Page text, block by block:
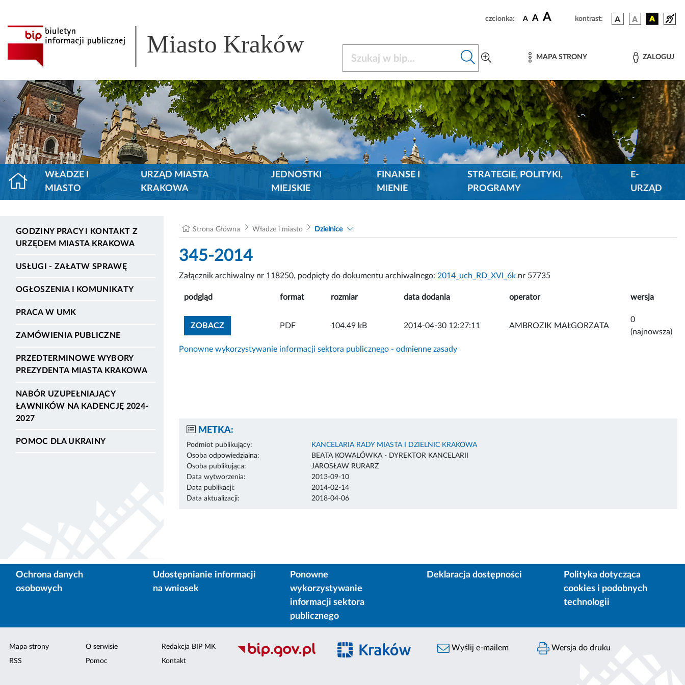
czcionka: A A A kontrast:
Miasto Kraków MAPA STRONY ZALOGUJ
WŁADZE I
MIASTO
URZĄD MIASTA
KRAKOWA
JEDNOSTKI
MIEJSKIE
FINANSE I
MIENIE
STRATEGIE, POLITYKI,
PROGRAMY
E-
URZĄD
GODZINY PRACY I KONTAKT Z
URZĘDEM MIASTA KRAKOWA
USŁUGI - ZAŁATW SPRAWĘ
OGŁOSZENIA I KOMUNIKATY
PRACA W UMK
ZAMÓWIENIA PUBLICZNE
PRZEDTERMINOWE WYBORY
PREZYDENTA MIASTA KRAKOWA
NABÓR UZUPEŁNIAJĄCY
ŁAWNIKÓW NA KADENCJĘ 2024-
2027
POMOC DLA UKRAINY
Strona Główna Władze i miasto Dzielnice
345-2014
Załącznik archiwalny nr 118250, podpięty do dokumentu archiwalnego: 2014_uch_RD_XVI_6k nr 57735
podgląd format rozmiar data dodania operator wersja
ZOBACZZOBACZ ZAŁĄCZNIK
PDF 104.49 kB 2014-04-30 12:27:11 AMBROZIK MAŁGORZATA
0
(najnowsza)
Ponowne wykorzystywanie informacji sektora publicznego - odmienne zasady
METKA:
Podmiot publikujący:
KANCELARIA RADY MIASTA I DZIELNIC KRAKOWA
Osoba odpowiedzialna:
BEATA KOWALÓWKA - DYREKTOR KANCELARII
Osoba publikująca:
JAROSŁAW RURARZ
Data wytworzenia:
2013-09-10
Data publikacji:
2014-02-14
Data aktualizacji:
2018-04-06
Ochrona danych
osobowych
Udostępnianie informacji
na wniosek
Ponowne
wykorzystywanie
informacji sektora
publicznego
Deklaracja dostępności
Polityka dotycząca
cookies i podobnych
technologii
Mapa strony
RSS
O serwisie
Pomoc
Redakcja BIP MK
Kontakt
Wyślij e-mailem Wersja do druku